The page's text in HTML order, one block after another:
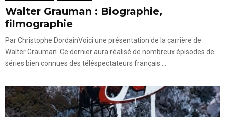
Walter Grauman : Biographie,
filmographie
Par Christophe DordainVoici une présentation de la carrière de
Walter Grauman. Ce dernier aura réalisé de nombreux épisodes de
séries bien connues des téléspectateurs français....